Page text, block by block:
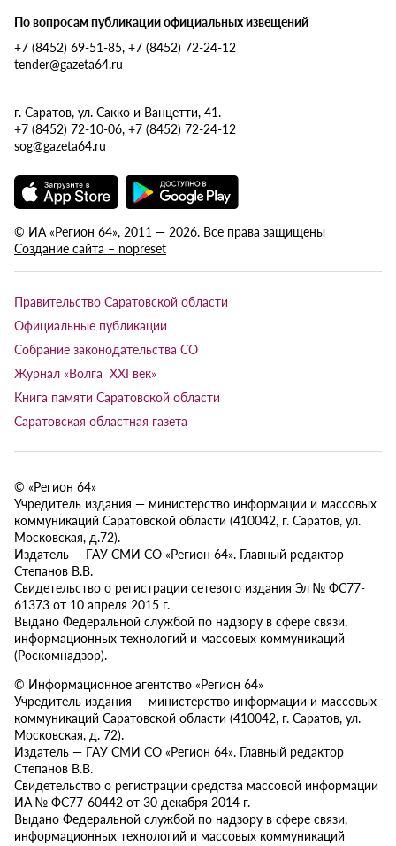
По вопросам публикации официальных извещений
+7 (8452) 69-51-85, +7 (8452) 72-24-12
tender@gazeta64.ru
г. Саратов, ул. Сакко и Ванцетти, 41.
+7 (8452) 72-10-06, +7 (8452) 72-24-12
sog@gazeta64.ru
© ИА «Регион 64», 2011 — 2026. Все права защищены
Создание сайта – nopreset
Правительство Саратовской области
Официальные публикации
Собрание законодательства СО
Журнал «Волга XXI век»
Книга памяти Саратовской области
Саратовская областная газета
© «Регион 64»
Учредитель издания — министерство информации и массовых
коммуникаций Саратовской области (410042, г. Саратов, ул.
Московская, д.72).
Издатель — ГАУ СМИ СО «Регион 64». Главный редактор
Степанов В.В.
Свидетельство о регистрации сетевого издания Эл № ФС77-
61373 от 10 апреля 2015 г.
Выдано Федеральной службой по надзору в сфере связи,
информационных технологий и массовых коммуникаций
(Роскомнадзор).
© Информационное агентство «Регион 64»
Учредитель издания — министерство информации и массовых
коммуникаций Саратовской области (410042, г. Саратов, ул.
Московская, д. 72).
Издатель — ГАУ СМИ СО «Регион 64». Главный редактор
Степанов В.В.
Свидетельство о регистрации средства массовой информации
ИА № ФС77-60442 от 30 декабря 2014 г.
Выдано Федеральной службой по надзору в сфере связи,
информационных технологий и массовых коммуникаций